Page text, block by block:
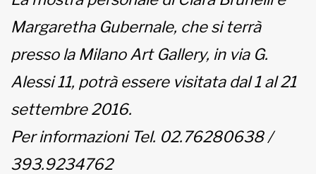
Margaretha Gubernale, che si terrà
presso la Milano Art Gallery, in via G.
Alessi 11, potrà essere visitata dal 1 al 21
settembre 2016.
Per informazioni Tel. 02.76280638 /
393.9234762